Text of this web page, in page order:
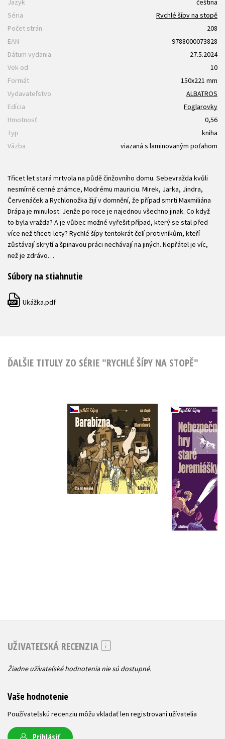
Jazyk
čeština
Séria
Rychlé šípy na stopě
Počet strán
208
EAN
9788000073828
Dátum vydania
27.5.2024
Vek od
10
Formát
150x221 mm
Vydavateľstvo
ALBATROS
Edícia
Foglarovky
Hmotnosť
0,56
Typ
kniha
Väzba
viazaná s laminovaným poťahom
Třicet let stará mrtvola na půdě činžovního domu. Sebevražda kvůli
nesmírně cenné známce, Modrému mauriciu. Mirek, Jarka, Jindra,
Červenáček a Rychlonožka žijí v domnění, že případ smrti Maxmiliána
Drápa je minulost. Jenže po roce je najednou všechno jinak. Co když
to byla vražda? A je vůbec možné vyřešit případ, který se stal před
více než třiceti lety? Rychlé šípy tentokrát čelí protivníkům, kteří
zůstávají skrytí a špinavou práci nechávají na jiných. Nepřátel je víc,
než je zdrávo…
Súbory na stiahnutie
PDF Ukážka.pdf
ĎALŠIE TITULY ZO SÉRIE "RYCHLÉ ŠÍPY NA STOPĚ"
Barabizna
(audiokniha na CD)
Lucie Hlavinková
Jaroslav Foglar
staré
Jaroslav
Pavel
Do
UŽIVATEĽSKÁ RECENZIA
Žiadne užívateľské hodnotenia nie sú dostupné.
Vaše hodnotenie
Používateľskú recenziu môžu vkladať len registrovaní užívatelia